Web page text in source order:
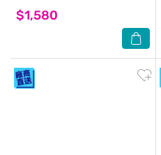
$1,580